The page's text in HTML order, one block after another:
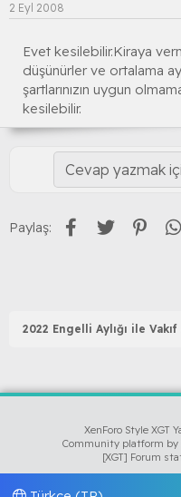
2 Eyl 2008
Evet kesilebilir.Kiraya
düşünürler ve ortalama
şartlarınızın uygun
kesilebilir.
Cevap yazmak
Paylaş: Facebook
Twitter
2022 Engelli Aylığı ile Vakıf
XenForo Style XGT
Community platform by
[XGT] Forum